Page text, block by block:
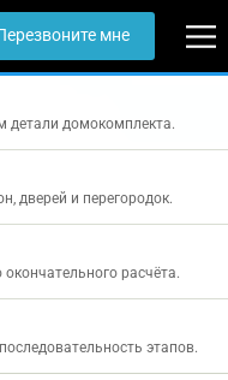
мне
детали домокомплекта.
дверей и перегородок.
расчёта.
этапов.